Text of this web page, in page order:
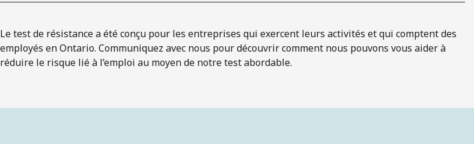
Le test de résistance a été conçu pour les entreprises qui exercent leurs activités et qui comptent des
employés en Ontario. Communiquez avec nous pour découvrir comment nous pouvons vous aider à
réduire le risque lié à l’emploi au moyen de notre test abordable.